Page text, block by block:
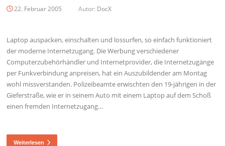
22. Februar 2005 Autor: DocX
Laptop auspacken, einschalten und lossurfen, so einfach funktioniert
der moderne Internetzugang. Die Werbung verschiedener
Computerzubehörhändler und Internetprovider, die Internetzugänge
per Funkverbindung anpreisen, hat ein Auszubildender am Montag
wohl missverstanden. Polizeibeamte erwischten den 19-jährigen in der
Gieferstraße, wie er in seinem Auto mit einem Laptop auf dem Schoß
einen fremden Internetzugang…
Weiterlesen